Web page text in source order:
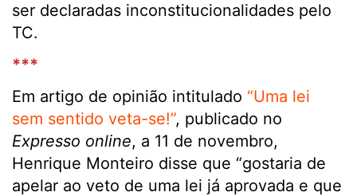
ser declaradas inconstitucionalidades pelo
TC.
***
Em artigo de opinião intitulado “Uma lei
sem sentido veta-se!”, publicado no
Expresso online, a 11 de novembro,
Henrique Monteiro disse que “gostaria de
apelar ao veto de uma lei já aprovada e que